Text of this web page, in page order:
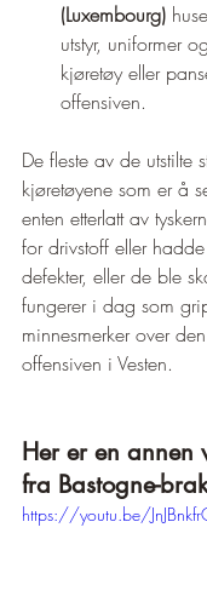
(Luxembourg)
utstyr, uniformer
kjøretøy eller
offensiven.
De fleste av de utstilte
kjøretøyene som er å
enten etterlatt av
for drivstoff eller
defekter, eller de ble
fungerer i dag som
minnesmerker over
offensiven i Vesten.
Her er en annen
fra Bastogne-
https://youtu.be/